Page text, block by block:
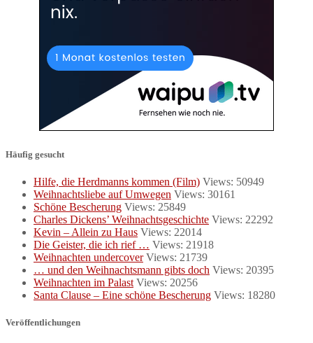
Häufig gesucht
Hilfe, die Herdmanns kommen (Film) Views: 50949
Weihnachtsliebe auf Umwegen Views: 30161
Schöne Bescherung Views: 25849
Charles Dickens’ Weihnachtsgeschichte Views: 22292
Kevin – Allein zu Haus Views: 22014
Die Geister, die ich rief … Views: 21918
Weihnachten undercover Views: 21739
… und den Weihnachtsmann gibts doch Views: 20395
Weihnachten im Palast Views: 20256
Santa Clause – Eine schöne Bescherung Views: 18280
Veröffentlichungen